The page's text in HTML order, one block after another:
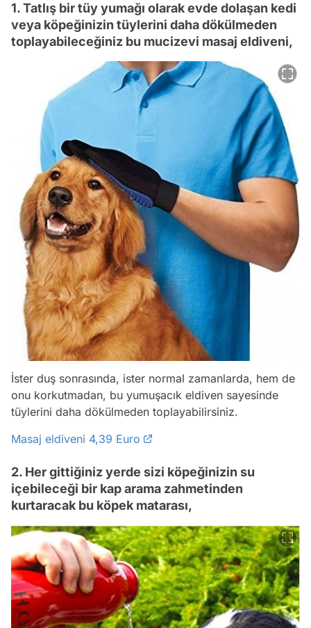
1. Tatlış bir tüy yumağı olarak evde dolaşan kedi
veya köpeğinizin tüylerini daha dökülmeden
toplayabileceğiniz bu mucizevi masaj eldiveni,
İster duş sonrasında, ister normal zamanlarda, hem de
onu korkutmadan, bu yumuşacık eldiven sayesinde
tüylerini daha dökülmeden toplayabilirsiniz.
Masaj eldiveni 4,39 Euro
2. Her gittiğiniz yerde sizi köpeğinizin su
içebileceği bir kap arama zahmetinden
kurtaracak bu köpek matarası,